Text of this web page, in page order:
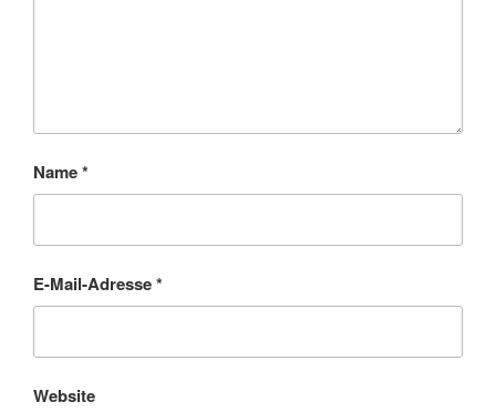
Name*
E-Mail-Adresse*
Website